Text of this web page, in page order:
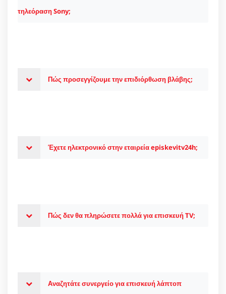
τηλεόραση Sony;
Πώς προσεγγίζουμε την επιδιόρθωση βλάβης;
Έχετε ηλεκτρονικό στην εταιρεία episkevitv24h;
Πώς δεν θα πληρώσετε πολλά για επισκευή TV;
Αναζητάτε συνεργείο για επισκευή λάπτοπ